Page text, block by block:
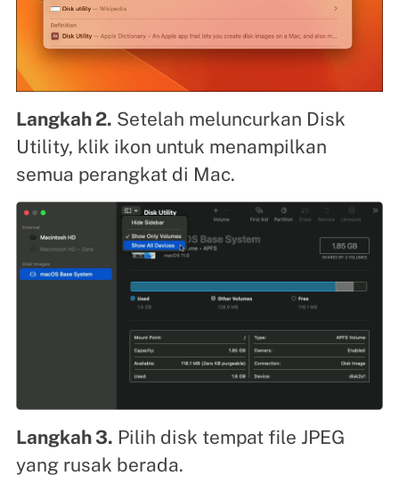
Langkah 2. Setelah meluncurkan Disk
Utility, klik ikon untuk menampilkan
semua perangkat di Mac.
Langkah 3. Pilih disk tempat file JPEG
yang rusak berada.